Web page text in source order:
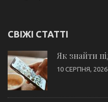
СВІЖІ СТАТТІ
Як знайти
10 СЕРПНЯ, 2026